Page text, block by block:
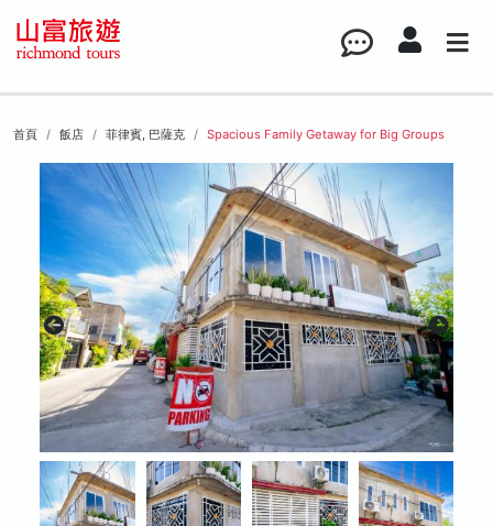
首頁 飯店 菲律賓, 巴薩克 Spacious Family Getaway for Big Groups